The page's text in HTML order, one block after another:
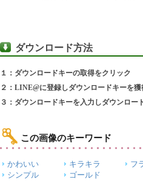
ダウンロード方法
１：ダウンロードキーの取得をクリック
２：LINE@に登録しダウンロードキーを獲
３：ダウンロードキーを入力しダウンロー
この画像のキーワード
かわいい キラキラ フ
シンプル
ゴールド